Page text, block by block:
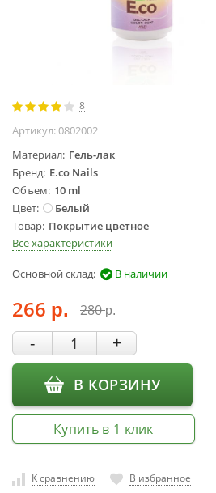
маникюра и
педикюра
Инструменты
Лампа-лупа
Лампы
Пылесосы
Стерилизаторы
Фрезы и
насадки
Хранение
РАСПРОДАЖА
8
Артикул:0802002
Материал Гель-лак
Бренд E.co Nails
Объем 10 ml
Цвет
Белый
Товар Покрытие цветное
Все характеристики
Основной склад: В наличии
266 р. 280р.
- +
В КОРЗИНУ
Купить в 1 клик
К сравнению В избранное